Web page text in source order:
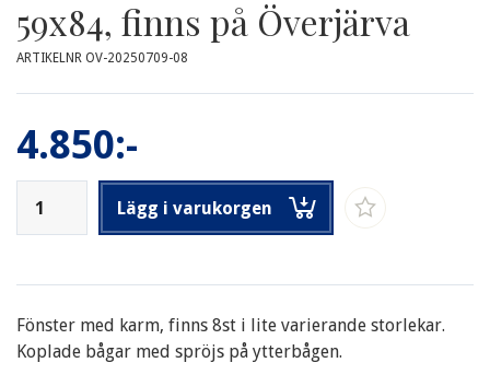
59x84, finns på Överjärva
ARTIKELNR OV-20250709-08
4.850:-
Lägg i varukorgen
Fönster med karm, finns 8st i lite varierande storlekar.
Koplade bågar med spröjs på ytterbågen.